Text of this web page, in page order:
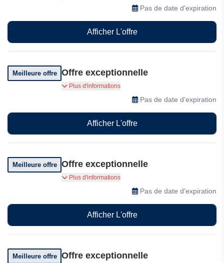
Pas de date d'expiration
Afficher L'offre
Meilleure offre Offre exceptionnelle
Améliorez votre connectivité et votre stabilité
grâce à une technologie de pointe.
Plus d'informations
Pas de date d'expiration
Afficher L'offre
Meilleure offre Offre exceptionnelle
Profitez du meilleur réseau gaming en
Plus d'informations
Pas de date d'expiration
Afficher L'offre
Meilleure offre Offre exceptionnelle